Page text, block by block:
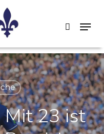
search
Menu
Mit 23 ist